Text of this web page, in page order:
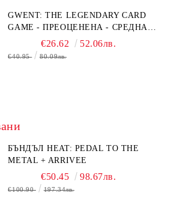
GWENT: THE LEGENDARY CARD
GAME - ПРЕОЦЕНЕНА - СРЕДНА
ПОВРЕДА НА КУТИЯТА
€26.62 52.06лв.
€40.95 80.09лв.
БЪНДЪЛ HEAT: PEDAL TO THE
METAL + ARRIVEE
€50.45 98.67лв.
€100.90 197.34лв.